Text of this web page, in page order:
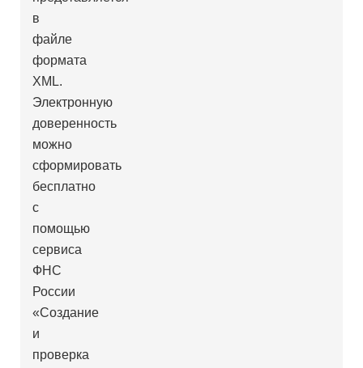
в
файле
формата
XML.
Электронную
доверенность
можно
сформировать
бесплатно
с
помощью
сервиса
ФНС
России
«Создание
и
проверка